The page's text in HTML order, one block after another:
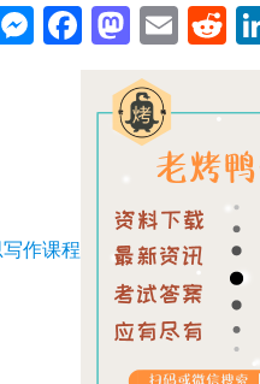
WhatsApp
Messenger
Facebook